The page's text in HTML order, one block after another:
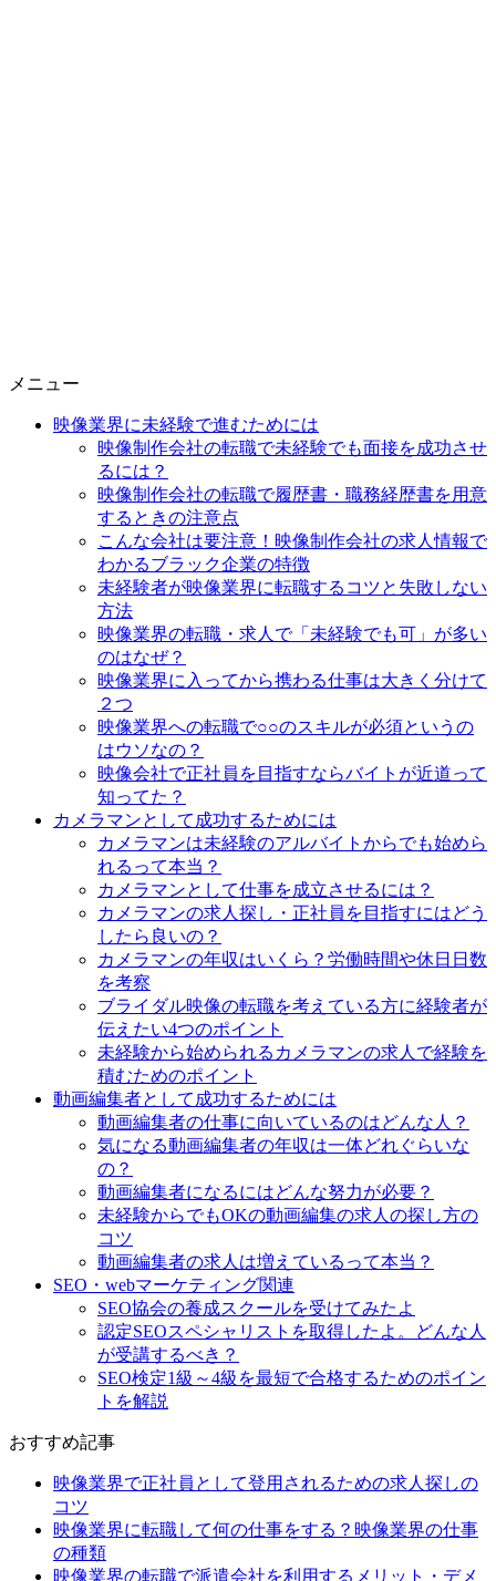
メニュー
映像業界に未経験で進むためには
映像制作会社の転職で未経験でも面接を成功させ
るには？
映像制作会社の転職で履歴書・職務経歴書を用意
するときの注意点
こんな会社は要注意！映像制作会社の求人情報で
わかるブラック企業の特徴
未経験者が映像業界に転職するコツと失敗しない
方法
映像業界の転職・求人で「未経験でも可」が多い
のはなぜ？
映像業界に入ってから携わる仕事は大きく分けて
２つ
映像業界への転職で○○のスキルが必須というの
はウソなの？
映像会社で正社員を目指すならバイトが近道って
知ってた？
カメラマンとして成功するためには
カメラマンは未経験のアルバイトからでも始めら
れるって本当？
カメラマンとして仕事を成立させるには？
カメラマンの求人探し・正社員を目指すにはどう
したら良いの？
カメラマンの年収はいくら？労働時間や休日日数
を考察
ブライダル映像の転職を考えている方に経験者が
伝えたい4つのポイント
未経験から始められるカメラマンの求人で経験を
積むためのポイント
動画編集者として成功するためには
動画編集者の仕事に向いているのはどんな人？
気になる動画編集者の年収は一体どれぐらいな
の？
動画編集者になるにはどんな努力が必要？
未経験からでもOKの動画編集の求人の探し方の
コツ
動画編集者の求人は増えているって本当？
SEO・webマーケティング関連
SEO協会の養成スクールを受けてみたよ
認定SEOスペシャリストを取得したよ。どんな人
が受講するべき？
SEO検定1級～4級を最短で合格するためのポイン
トを解説
おすすめ記事
映像業界で正社員として登用されるための求人探しの
コツ
映像業界に転職して何の仕事をする？映像業界の仕事
の種類
映像業界の転職で派遣会社を利用するメリット・デメ